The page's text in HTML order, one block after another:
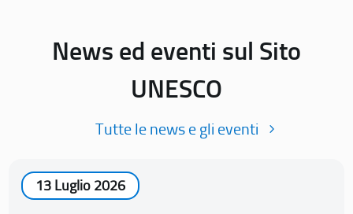
News ed eventi sul Sito
UNESCO
Tutte le news e gli eventi
13 Luglio 2026